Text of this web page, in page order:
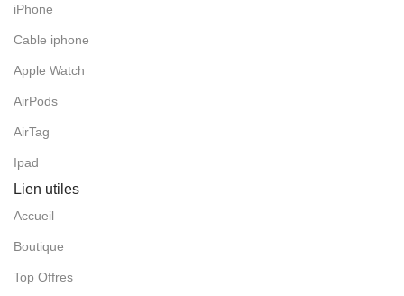
iPhone
Cable iphone
Apple Watch
AirPods
AirTag
Ipad
Lien utiles
Accueil
Boutique
Top Offres